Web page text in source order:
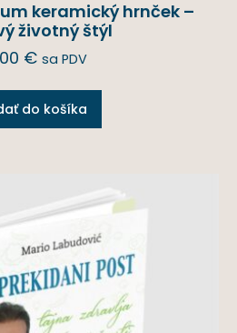
keramický hrnček –
životný štýl
€ sa PDV
do košíka